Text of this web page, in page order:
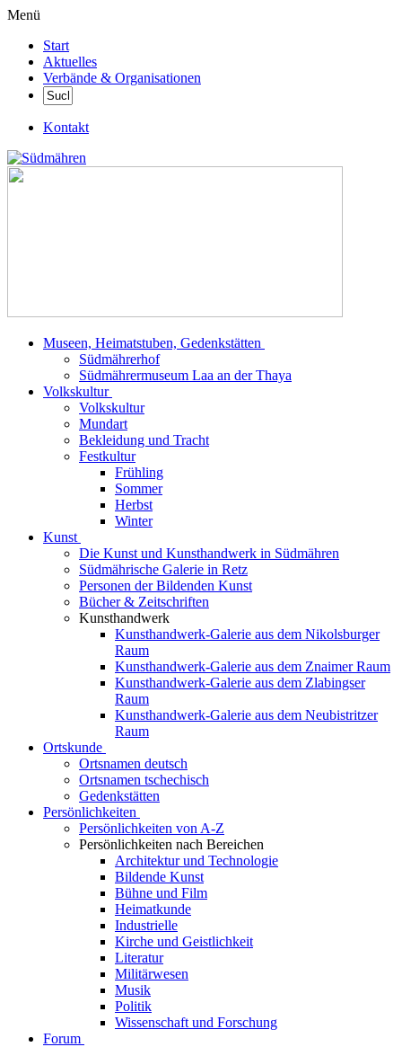
Menü
Start
Aktuelles
Verbände & Organisationen
Kontakt
Museen, Heimatstuben, Gedenkstätten
Südmährerhof
Südmährermuseum Laa an der Thaya
Volkskultur
Volkskultur
Mundart
Bekleidung und Tracht
Festkultur
Frühling
Sommer
Herbst
Winter
Kunst
Die Kunst und Kunsthandwerk in Südmähren
Südmährische Galerie in Retz
Personen der Bildenden Kunst
Bücher & Zeitschriften
Kunsthandwerk
Kunsthandwerk-Galerie aus dem Nikolsburger
Raum
Kunsthandwerk-Galerie aus dem Znaimer Raum
Kunsthandwerk-Galerie aus dem Zlabingser
Raum
Kunsthandwerk-Galerie aus dem Neubistritzer
Raum
Ortskunde
Ortsnamen deutsch
Ortsnamen tschechisch
Gedenkstätten
Persönlichkeiten
Persönlichkeiten von A-Z
Persönlichkeiten nach Bereichen
Architektur und Technologie
Bildende Kunst
Bühne und Film
Heimatkunde
Industrielle
Kirche und Geistlichkeit
Literatur
Militärwesen
Musik
Politik
Wissenschaft und Forschung
Forum